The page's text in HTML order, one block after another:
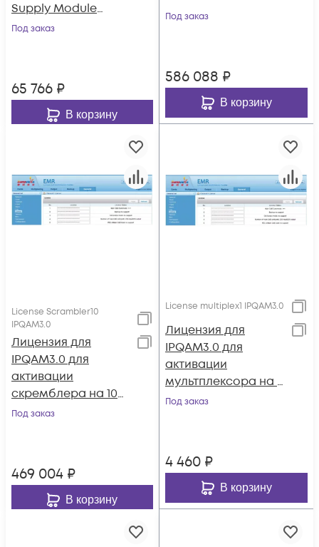
Supply Module
450Вт
Под заказ
65 766 ₽
В корзину
Под заказ
586 088 ₽
В корзину
License Scrambler10
IPQAM3.0
Лицензия для
IPQAM3.0 для
активации
скремблера на 10
потоков
Под заказ
469 004 ₽
В корзину
License multiplex1 IPQAM3.0
Лицензия для
IPQAM3.0 для
активации
мультплексора на 1
поток
Под заказ
4 460 ₽
В корзину